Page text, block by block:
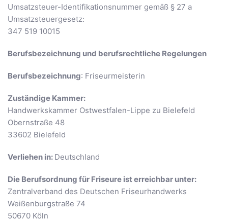
Umsatzsteuer-Identifikationsnummer gemäß § 27 a
Umsatzsteuergesetz:
347 519 10015
Berufsbezeichnung und berufsrechtliche Regelungen
Berufsbezeichnung: Friseurmeisterin
Zuständige Kammer:
Handwerkskammer Ostwestfalen-Lippe zu Bielefeld
Obernstraße 48
33602 Bielefeld
Verliehen in: Deutschland
Die Berufsordnung für Friseure ist erreichbar unter:
Zentralverband des Deutschen Friseurhandwerks
Weißenburgstraße 74
50670 Köln